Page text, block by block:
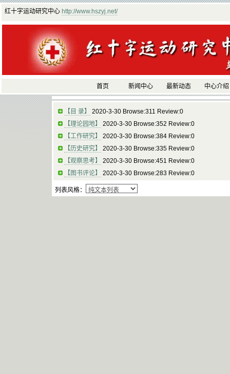
红十字运动研究中心 http://www.hszyj.net/
首页 新闻中心 最新动态 中心介绍
【目 录】
2020-3-30 Browse:311 Review:0
【理论园地】
2020-3-30 Browse:352 Review:0
【工作研究】
2020-3-30 Browse:384 Review:0
【历史研究】
2020-3-30 Browse:335 Review:0
【观察思考】
2020-3-30 Browse:451 Review:0
【图书评论】
2020-3-30 Browse:283 Review:0
列表风格：